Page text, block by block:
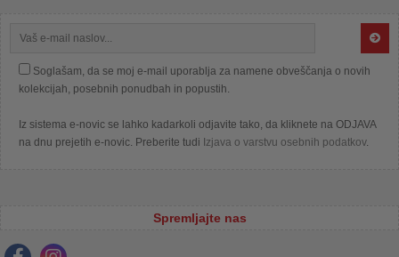
Soglašam, da se moj e-mail uporablja za namene obveščanja o novih
kolekcijah, posebnih ponudbah in popustih.
Iz sistema e-novic se lahko kadarkoli odjavite tako, da kliknete na ODJAVA
na dnu prejetih e-novic. Preberite tudi Izjava o varstvu osebnih podatkov.
Spremljajte nas